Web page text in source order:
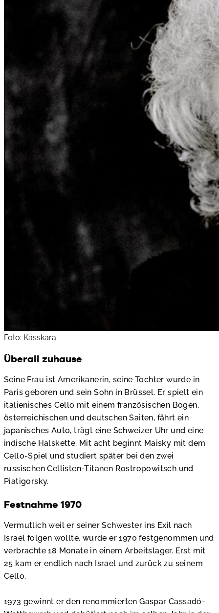
Foto: Kasskara
Überall zuhause
Seine Frau ist Amerikanerin, seine Tochter wurde in
Paris geboren und sein Sohn in Brüssel. Er spielt ein
italienisches Cello mit einem französischen Bogen,
österreichischen und deutschen Saiten, fährt ein
japanisches Auto, trägt eine Schweizer Uhr und eine
indische Halskette. Mit acht beginnt Maisky mit dem
Cello-Spiel und studiert später bei den zwei
russischen Cellisten-Titanen Rostropowitsch und
Piatigorsky.
Festnahme 1970
Vermutlich weil er seiner Schwester ins Exil nach
Israel folgen wollte, wurde er 1970 festgenommen und
verbrachte 18 Monate in einem Arbeitslager. Erst mit
25 kam er endlich nach Israel und zurück zu seinem
Cello.
1973 gewinnt er den renommierten Gaspar Cassadó-